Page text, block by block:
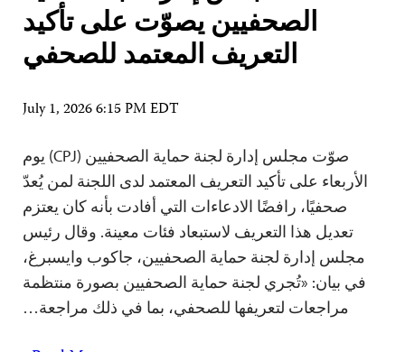
الصحفيين يصوّت على تأكيد
التعريف المعتمد للصحفي
July 1, 2026 6:15 PM EDT
صوّت مجلس إدارة لجنة حماية الصحفيين (CPJ) يوم
الأربعاء على تأكيد التعريف المعتمد لدى اللجنة لمن يُعدّ
صحفيًا، رافضًا الادعاءات التي أفادت بأنه كان يعتزم
تعديل هذا التعريف لاستبعاد فئات معينة. وقال رئيس
مجلس إدارة لجنة حماية الصحفيين، جاكوب وايسبرغ،
في بيان: «تُجري لجنة حماية الصحفيين بصورة منتظمة
مراجعات لتعريفها للصحفي، بما في ذلك مراجعة…